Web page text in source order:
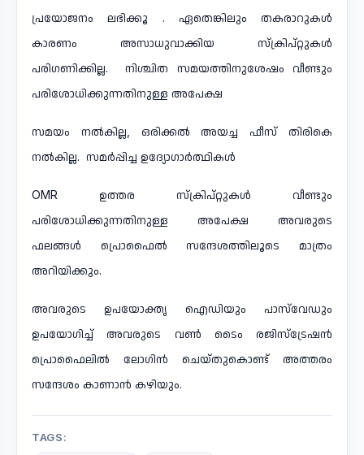
പ്രയോജനം ലഭിക്കൂ . ഏതെങ്കിലും തകരാറുകൾ
കാരണം അസാധുവാക്കിയ സ്ക്രിപ്റ്റുകൾ
പരിഗണിക്കില്ല. നിശ്ചിത സമയത്തിനുശേഷം വീണ്ടും
പരിശോധിക്കുന്നതിനുള്ള അപേക്ഷ
സമയം നൽകില്ല, ഒരിക്കൽ അയച്ച ഫീസ് തിരികെ
നൽകില്ല. സമർപ്പിച്ച ഉദ്യോഗാർത്ഥികൾ
OMR ഉത്തര സ്ക്രിപ്റ്റുകൾ വീണ്ടും
പരിശോധിക്കുന്നതിനുള്ള അപേക്ഷ അവരുടെ
ഫലങ്ങൾ പ്രൊഫൈൽ സന്ദേശത്തിലൂടെ മാത്രം
അറിയിക്കും.
അവരുടെ ഉപയോക്തൃ ഐഡിയും പാസ്‌വേഡും
ഉപയോഗിച്ച് അവരുടെ വൺ ടൈം രജിസ്ട്രേഷൻ
പ്രൊഫൈലിൽ ലോഗിൻ ചെയ്തുകൊണ്ട് അത്തരം
സന്ദേശം കാണാൻ കഴിയും.
TAGS: